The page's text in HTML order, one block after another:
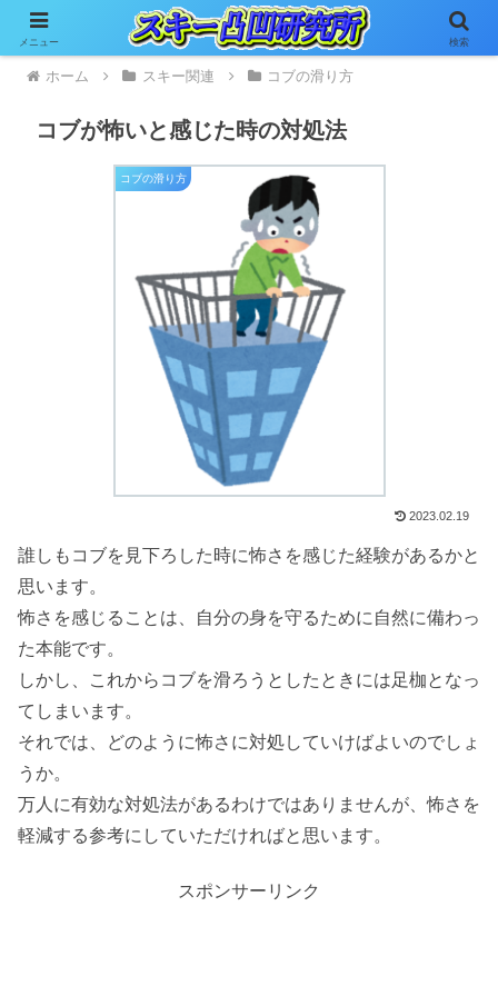
ホーム スキー関連 コブの滑り方
コブが怖いと感じた時の対処法
コブの滑り方
2023.02.19
誰しもコブを見下ろした時に怖さを感じた経験があるかと
思います。
怖さを感じることは、自分の身を守るために自然に備わっ
た本能です。
しかし、これからコブを滑ろうとしたときには足枷となっ
てしまいます。
それでは、どのように怖さに対処していけばよいのでしょ
うか。
万人に有効な対処法があるわけではありませんが、怖さを
軽減する参考にしていただければと思います。
スポンサーリンク
メニュー 検索